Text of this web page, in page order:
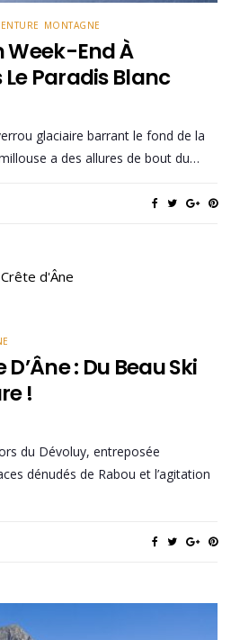
MONTAGNE
Week-End À
Paradis Blanc
glaciaire barrant le fond de la
a des allures de bout du…
: Du Beau Ski
!
du Dévoluy, entreposée
dénudés de Rabou et l’agitation